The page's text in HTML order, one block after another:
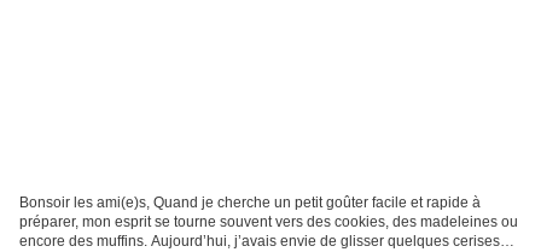
Bonsoir les ami(e)s, Quand je cherche un petit goûter facile et rapide à
préparer, mon esprit se tourne souvent vers des cookies, des madeleines ou
encore des muffins. Aujourd’hui, j’avais envie de glisser quelques cerises